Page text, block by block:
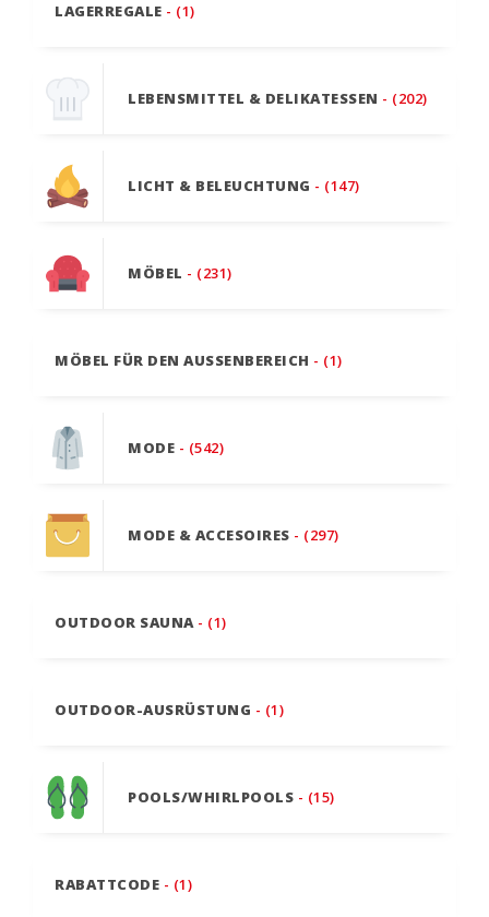
LAGERREGALE - (1)
LEBENSMITTEL & DELIKATESSEN - (202)
LICHT & BELEUCHTUNG - (147)
MÖBEL - (231)
MÖBEL FÜR DEN AUSSENBEREICH - (1)
MODE - (542)
MODE & ACCESOIRES - (297)
OUTDOOR SAUNA - (1)
OUTDOOR-AUSRÜSTUNG - (1)
POOLS/WHIRLPOOLS - (15)
RABATTCODE - (1)